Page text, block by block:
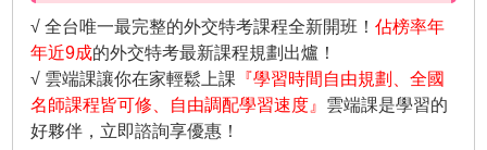
√ 全台唯一最完整的外交特考課程全新開班！佔榜率年
年近9成的外交特考最新課程規劃出爐！
√ 雲端課讓你在家輕鬆上課 『學習時間自由規劃、全國
名師課程皆可修、自由調配學習速度』 雲端課是學習的
好夥伴，立即諮詢享優惠！